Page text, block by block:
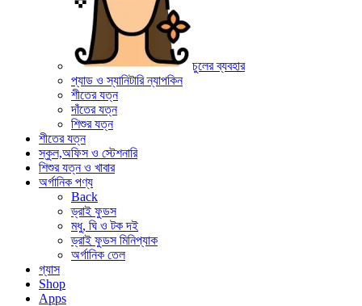
চুলের ব্যবহার
প্যাড ও স্যানিটারি ন্যাপকিন
শীতের যত্ন
দাঁতের যত্ন
শিশুর যত্ন
শীতের যত্ন
স্কুল,অফিস ও স্টেশনারি
শিশুর যত্ন ও খাবার
অর্গানিক পণ্য
Back
ড্রাই ফুডস
মধু, ঘি ও টক দই
ড্রাই ফুডস মিনিপ্যাক
অর্গানিক তেল
গ্যাস
Shop
Apps